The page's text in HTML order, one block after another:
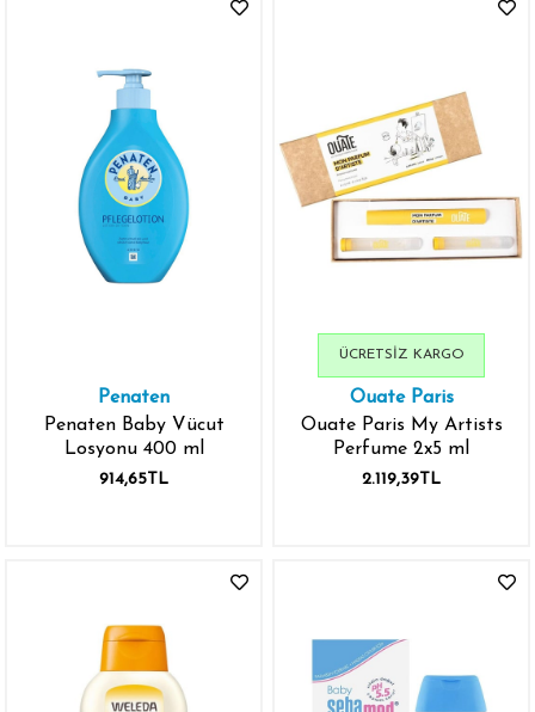
Penaten
Penaten Baby Vücut
Losyonu 400 ml
914,65TL
Ouate Paris
Ouate Paris My Artists
Perfume 2x5 ml
2.119,39TL
ÜCRETSIZ KARGO